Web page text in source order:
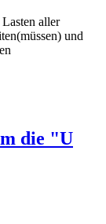
aller
und
die "U